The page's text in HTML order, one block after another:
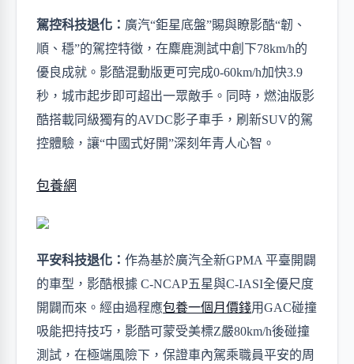
駕控科技退化： 廣汽“鉅星底盤”賜與瞭影酷“韌、
順、穩”的駕控特徵，在麋鹿測試中創下78km/h的
優良成就。影酷混動版更可完成0-60km/h加快3.9
秒，城市起步即可超出一眾敵手。同時， 燃油版影
酷搭載同級獨有的AVDC影子車手 ，刷新SUV的駕
控體驗， 讓“中國式好開”深刻 年青人心智 。
包養網
平安科技退化： 作為基於廣汽全新GPMA 平臺開闢
的車型，影酷根據 C-NCAP五星與C-IASI全優尺度
開闢而來。經由過程應包養一個月價錢用GAC碰撞
吸能把持技巧，影酷可蒙受美標Z嚴80km/h後碰撞
測試， 在極端風險下，保證車內駕乘職員平安的周